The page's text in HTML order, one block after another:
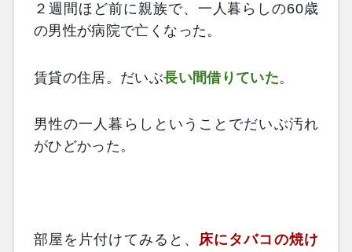
２週間ほど前に親族で、一人暮らしの60歳
の男性が病院で亡くなった。
賃貸の住居。だいぶ長い間借りていた。
男性の一人暮らしということでだいぶ汚れ
がひどかった。
部屋を片付けてみると、 床にタバコの焼け